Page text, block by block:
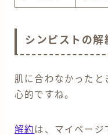
シンピストの解
肌に合わなかったと
心的ですね。
解約は、マイページ